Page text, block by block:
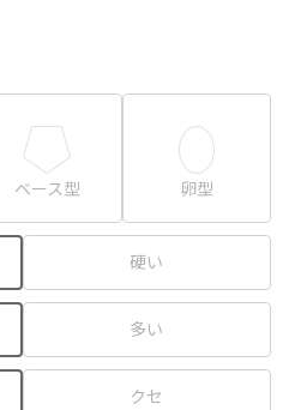
ベース型 卵型
硬い
多い
クセ